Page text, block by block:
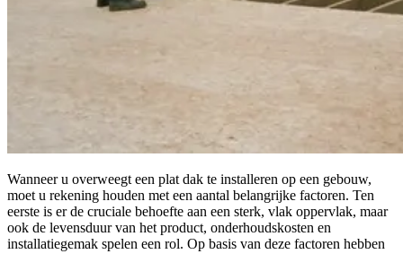
Wanneer u overweegt een plat dak te installeren op een gebouw,
moet u rekening houden met een aantal belangrijke factoren. Ten
eerste is er de cruciale behoefte aan een sterk, vlak oppervlak, maar
ook de levensduur van het product, onderhoudskosten en
installatiegemak spelen een rol. Op basis van deze factoren hebben